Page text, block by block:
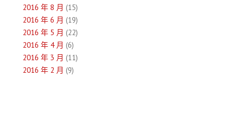
2016 年 8 月 (15)
2016 年 6 月 (19)
2016 年 5 月 (22)
2016 年 4 月 (6)
2016 年 3 月 (11)
2016 年 2 月 (9)